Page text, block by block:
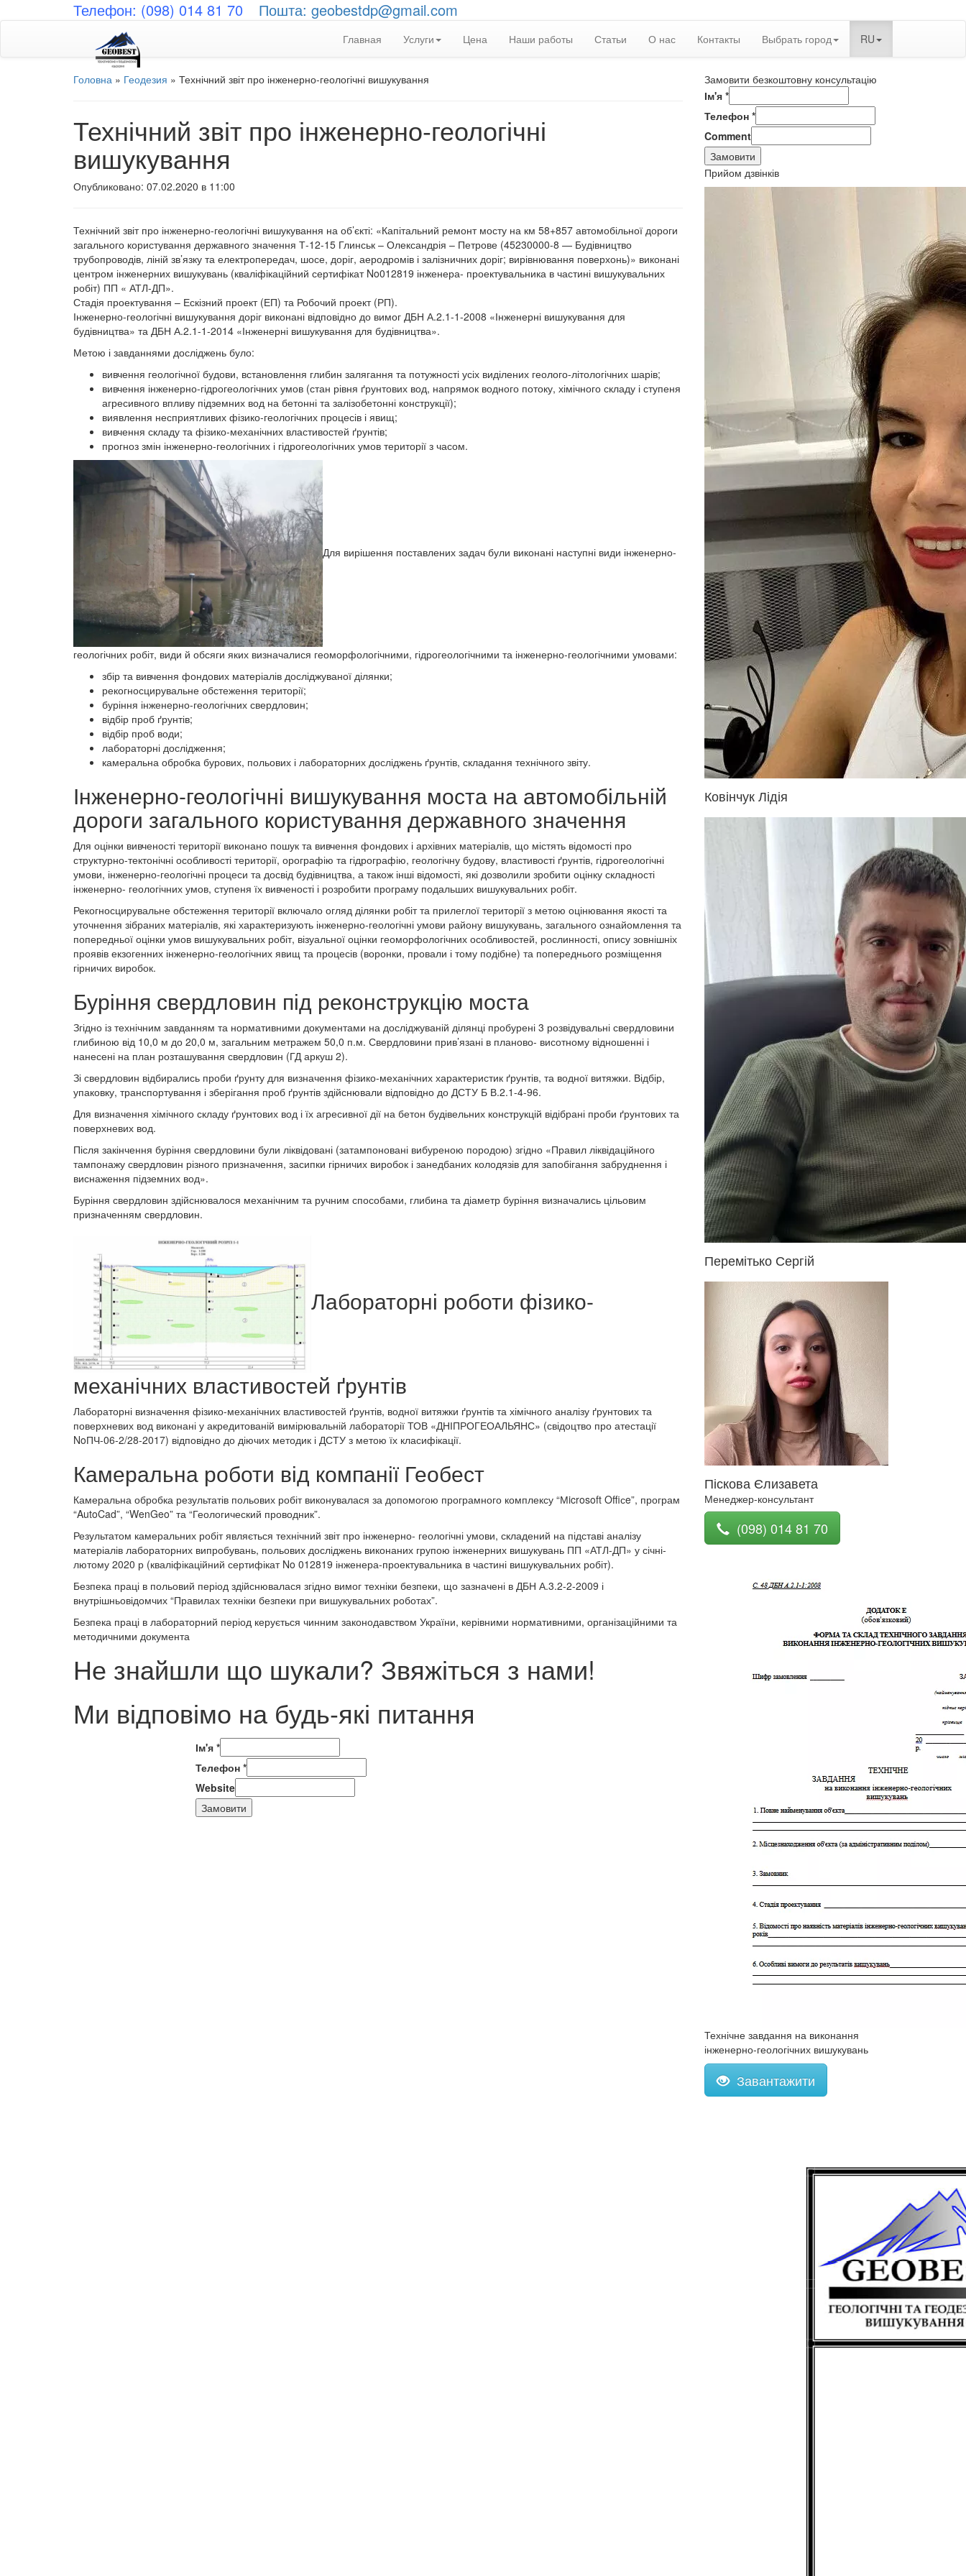
Телефон: (098) 014 81 70 Пошта: geobestdp@gmail.com
Главная Услуги Цена Наши работы Статьи О нас Контакты Выбрать город RU
Головна » Геодезия » Технічний звіт про інженерно-геологічні вишукування
Технічний звіт про інженерно-геологічні
вишукування
Опубликовано: 07.02.2020 в 11:00
Технічний звіт про інженерно-геологічні вишукування на об’єкті: «Капітальний ремонт мосту на км 58+857 автомобільної дороги
загального користування державного значення Т-12-15 Глинськ – Олександрія – Петрове (45230000-8 — Будівництво
трубопроводів, ліній зв’язку та електропередач, шосе, доріг, аеродромів і залізничних доріг; вирівнювання поверхонь)» виконані
центром інженерних вишукувань (кваліфікаційний сертифікат No012819 інженера- проектувальника в частині вишукувальних
робіт) ПП « АТЛ-ДП».
Стадія проектування – Ескізний проект (ЕП) та Робочий проект (РП).
Інженерно-геологічні вишукування доріг виконані відповідно до вимог ДБН А.2.1-1-2008 «Інженерні вишукування для
будівництва» та ДБН А.2.1-1-2014 «Інженерні вишукування для будівництва».
Метою і завданнями досліджень було:
вивчення геологічної будови, встановлення глибин залягання та потужності усіх виділених геолого-літологічних шарів;
вивчення інженерно-гідрогеологічних умов (стан рівня ґрунтових вод, напрямок водного потоку, хімічного складу і ступеня
агресивного впливу підземних вод на бетонні та залізобетонні конструкції);
виявлення несприятливих фізико-геологічних процесів і явищ;
вивчення складу та фізико-механічних властивостей ґрунтів;
прогноз змін інженерно-геологічних і гідрогеологічних умов території з часом.
Для вирішення поставлених задач були виконані наступні види інженерно-
геологічних робіт, види й обсяги яких визначалися геоморфологічними, гідрогеологічними та інженерно-геологічними умовами:
збір та вивчення фондових матеріалів досліджуваної ділянки;
рекогносцирувальне обстеження території;
буріння інженерно-геологічних свердловин;
відбір проб ґрунтів;
відбір проб води;
лабораторні дослідження;
камеральна обробка бурових, польових і лабораторних досліджень ґрунтів, складання технічного звіту.
Інженерно-геологічні вишукування моста на автомобільній
дороги загального користування державного значення
Для оцінки вивченості території виконано пошук та вивчення фондових і архівних матеріалів, що містять відомості про
структурно-тектонічні особливості території, орографію та гідрографію, геологічну будову, властивості ґрунтів, гідрогеологічні
умови, інженерно-геологічні процеси та досвід будівництва, а також інші відомості, які дозволили зробити оцінку складності
інженерно- геологічних умов, ступеня їх вивченості і розробити програму подальших вишукувальних робіт.
Рекогносцирувальне обстеження території включало огляд ділянки робіт та прилеглої території з метою оцінювання якості та
уточнення зібраних матеріалів, які характеризують інженерно-геологічні умови району вишукувань, загального ознайомлення та
попередньої оцінки умов вишукувальних робіт, візуальної оцінки геоморфологічних особливостей, рослинності, опису зовнішніх
проявів екзогенних інженерно-геологічних явищ та процесів (воронки, провали і тому подібне) та попереднього розміщення
гірничих виробок.
Буріння свердловин під реконструкцію моста
Згідно із технічним завданням та нормативними документами на досліджуваній ділянці пробурені 3 розвідувальні свердловини
глибиною від 10,0 м до 20,0 м, загальним метражем 50,0 п.м. Свердловини прив’язані в планово- висотному відношенні і
нанесені на план розташування свердловин (ГД аркуш 2).
Зі свердловин відбирались проби ґрунту для визначення фізико-механічних характеристик ґрунтів, та водної витяжки. Відбір,
упаковку, транспортування і зберігання проб ґрунтів здійснювали відповідно до ДСТУ Б В.2.1-4-96.
Для визначення хімічного складу ґрунтових вод і їх агресивної дії на бетон будівельних конструкцій відібрані проби ґрунтових та
поверхневих вод.
Після закінчення буріння свердловини були ліквідовані (затампоновані вибуреною породою) згідно «Правил ліквідаційного
тампонажу свердловин різного призначення, засипки гірничих виробок і занедбаних колодязів для запобігання забруднення і
виснаження підземних вод».
Буріння свердловин здійснювалося механічним та ручним способами, глибина та діаметр буріння визначались цільовим
призначенням свердловин.
Лабораторні роботи фізико-
механічних властивостей ґрунтів
Лабораторні визначення фізико-механічних властивостей ґрунтів, водної витяжки ґрунтів та хімічного аналізу ґрунтових та
поверхневих вод виконані у акредитованій вимірювальній лабораторії ТОВ «ДНІПРОГЕОАЛЬЯНС» (свідоцтво про атестації
NoПЧ-06-2/28-2017) відповідно до діючих методик і ДСТУ з метою їх класифікації.
Камеральна роботи від компанії Геобест
Камеральна обробка результатів польових робіт виконувалася за допомогою програмного комплексу “Мicrosoft Offiсe”, програм
“AutoCad”, “WenGeo” та “Геологический проводник”.
Результатом камеральних робіт являється технічний звіт про інженерно- геологічні умови, складений на підставі аналізу
матеріалів лабораторних випробувань, польових досліджень виконаних групою інженерних вишукувань ПП «АТЛ-ДП» у січні-
лютому 2020 р (кваліфікаційний сертифікат No 012819 інженера-проектувальника в частині вишукувальних робіт).
Безпека праці в польовий період здійснювалася згідно вимог техніки безпеки, що зазначені в ДБН А.3.2-2-2009 і
внутрішньовідомчих “Правилах техніки безпеки при вишукувальних роботах”.
Безпека праці в лабораторний період керується чинним законодавством України, керівними нормативними, організаційними та
методичними документа
Не знайшли що шукали? Звяжіться з нами!
Ми відповімо на будь-які питання
Ім'я *
Телефон *
Website
Замовити
Замовити безкоштовну консультацію
Ім'я *
Телефон *
Comment
Замовити
Прийом дзвінків
Ковінчук Лідія
Перемітько Сергій
Піскова Єлизавета
Менеджер-консультант
(098) 014 81 70
Технічне завдання на виконання
інженерно-геологічних вишукувань
Завантажити